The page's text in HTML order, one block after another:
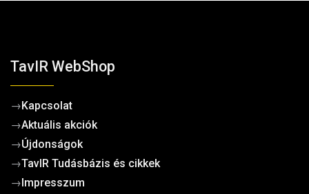
TavIR WebShop
→Kapcsolat
→Aktuális akciók
→Újdonságok
→TavIR Tudásbázis és cikkek
→ Impresszum